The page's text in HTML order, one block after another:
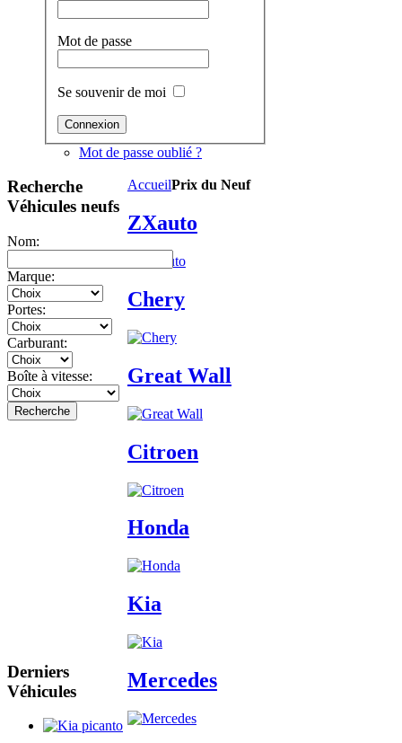
Mot de passe
Se souvenir de moi
Mot de passe oublié ?
AccueilPrix du Neuf
ZXauto
Chery
Great Wall
Citroen
Honda
Kia
Mercedes
Recherche
Véhicules neufs
Nom:
Marque:
Portes:
Carburant:
Boîte à vitesse:
Recherche
Derniers
Véhicules